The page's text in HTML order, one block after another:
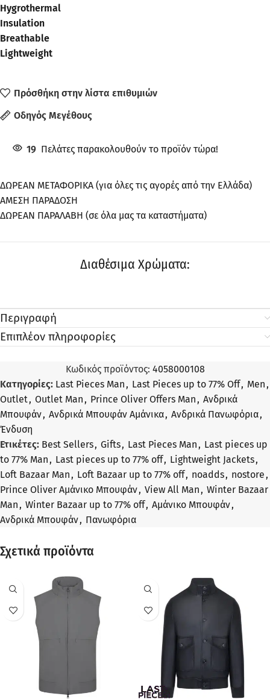
Hygrothermal
Insulation
Breathable
Lightweight
Πρόσθήκη στην λίστα επιθυμιών
Οδηγός Μεγέθους
19 Πελάτες παρακολουθούν το προϊόν τώρα!
ΔΩΡΕΑΝ ΜΕΤΑΦΟΡΙΚΑ (για όλες τις αγορές από την Ελλάδα)
ΑΜΕΣΗ ΠΑΡΑΔΟΣΗ
ΔΩΡΕΑΝ ΠΑΡΑΛΑΒΗ (σε όλα μας τα καταστήματα)
Διαθέσιμα Χρώματα:
Περιγραφή
Επιπλέον πληροφορίες
Κωδικός προϊόντος: 4058000108
Κατηγορίες: Last Pieces Man, Last Pieces up to 77% Off, Men,
Outlet, Outlet Man, Prince Oliver Offers Man, Ανδρικά
Μπουφάν, Ανδρικά Μπουφάν Αμάνικα, Ανδρικά Πανωφόρια,
Ένδυση
Ετικέτες: Best Sellers, Gifts, Last Pieces Man, Last pieces up
to 77% Man, Last pieces up to 77% off, Lightweight Jackets,
Loft Bazaar Man, Loft Bazaar up to 77% off, noadds, nostore,
Prince Oliver Αμάνικο Μπουφάν, View All Man, Winter Bazaar
Man, Winter Bazaar up to 77% off, Αμάνικο Μπουφάν,
Ανδρικά Μπουφάν, Πανωφόρια
Σχετικά προϊόντα
ΠΡΟΣΦΟΡΆ ΠΡΟΣΦΟΡΆ